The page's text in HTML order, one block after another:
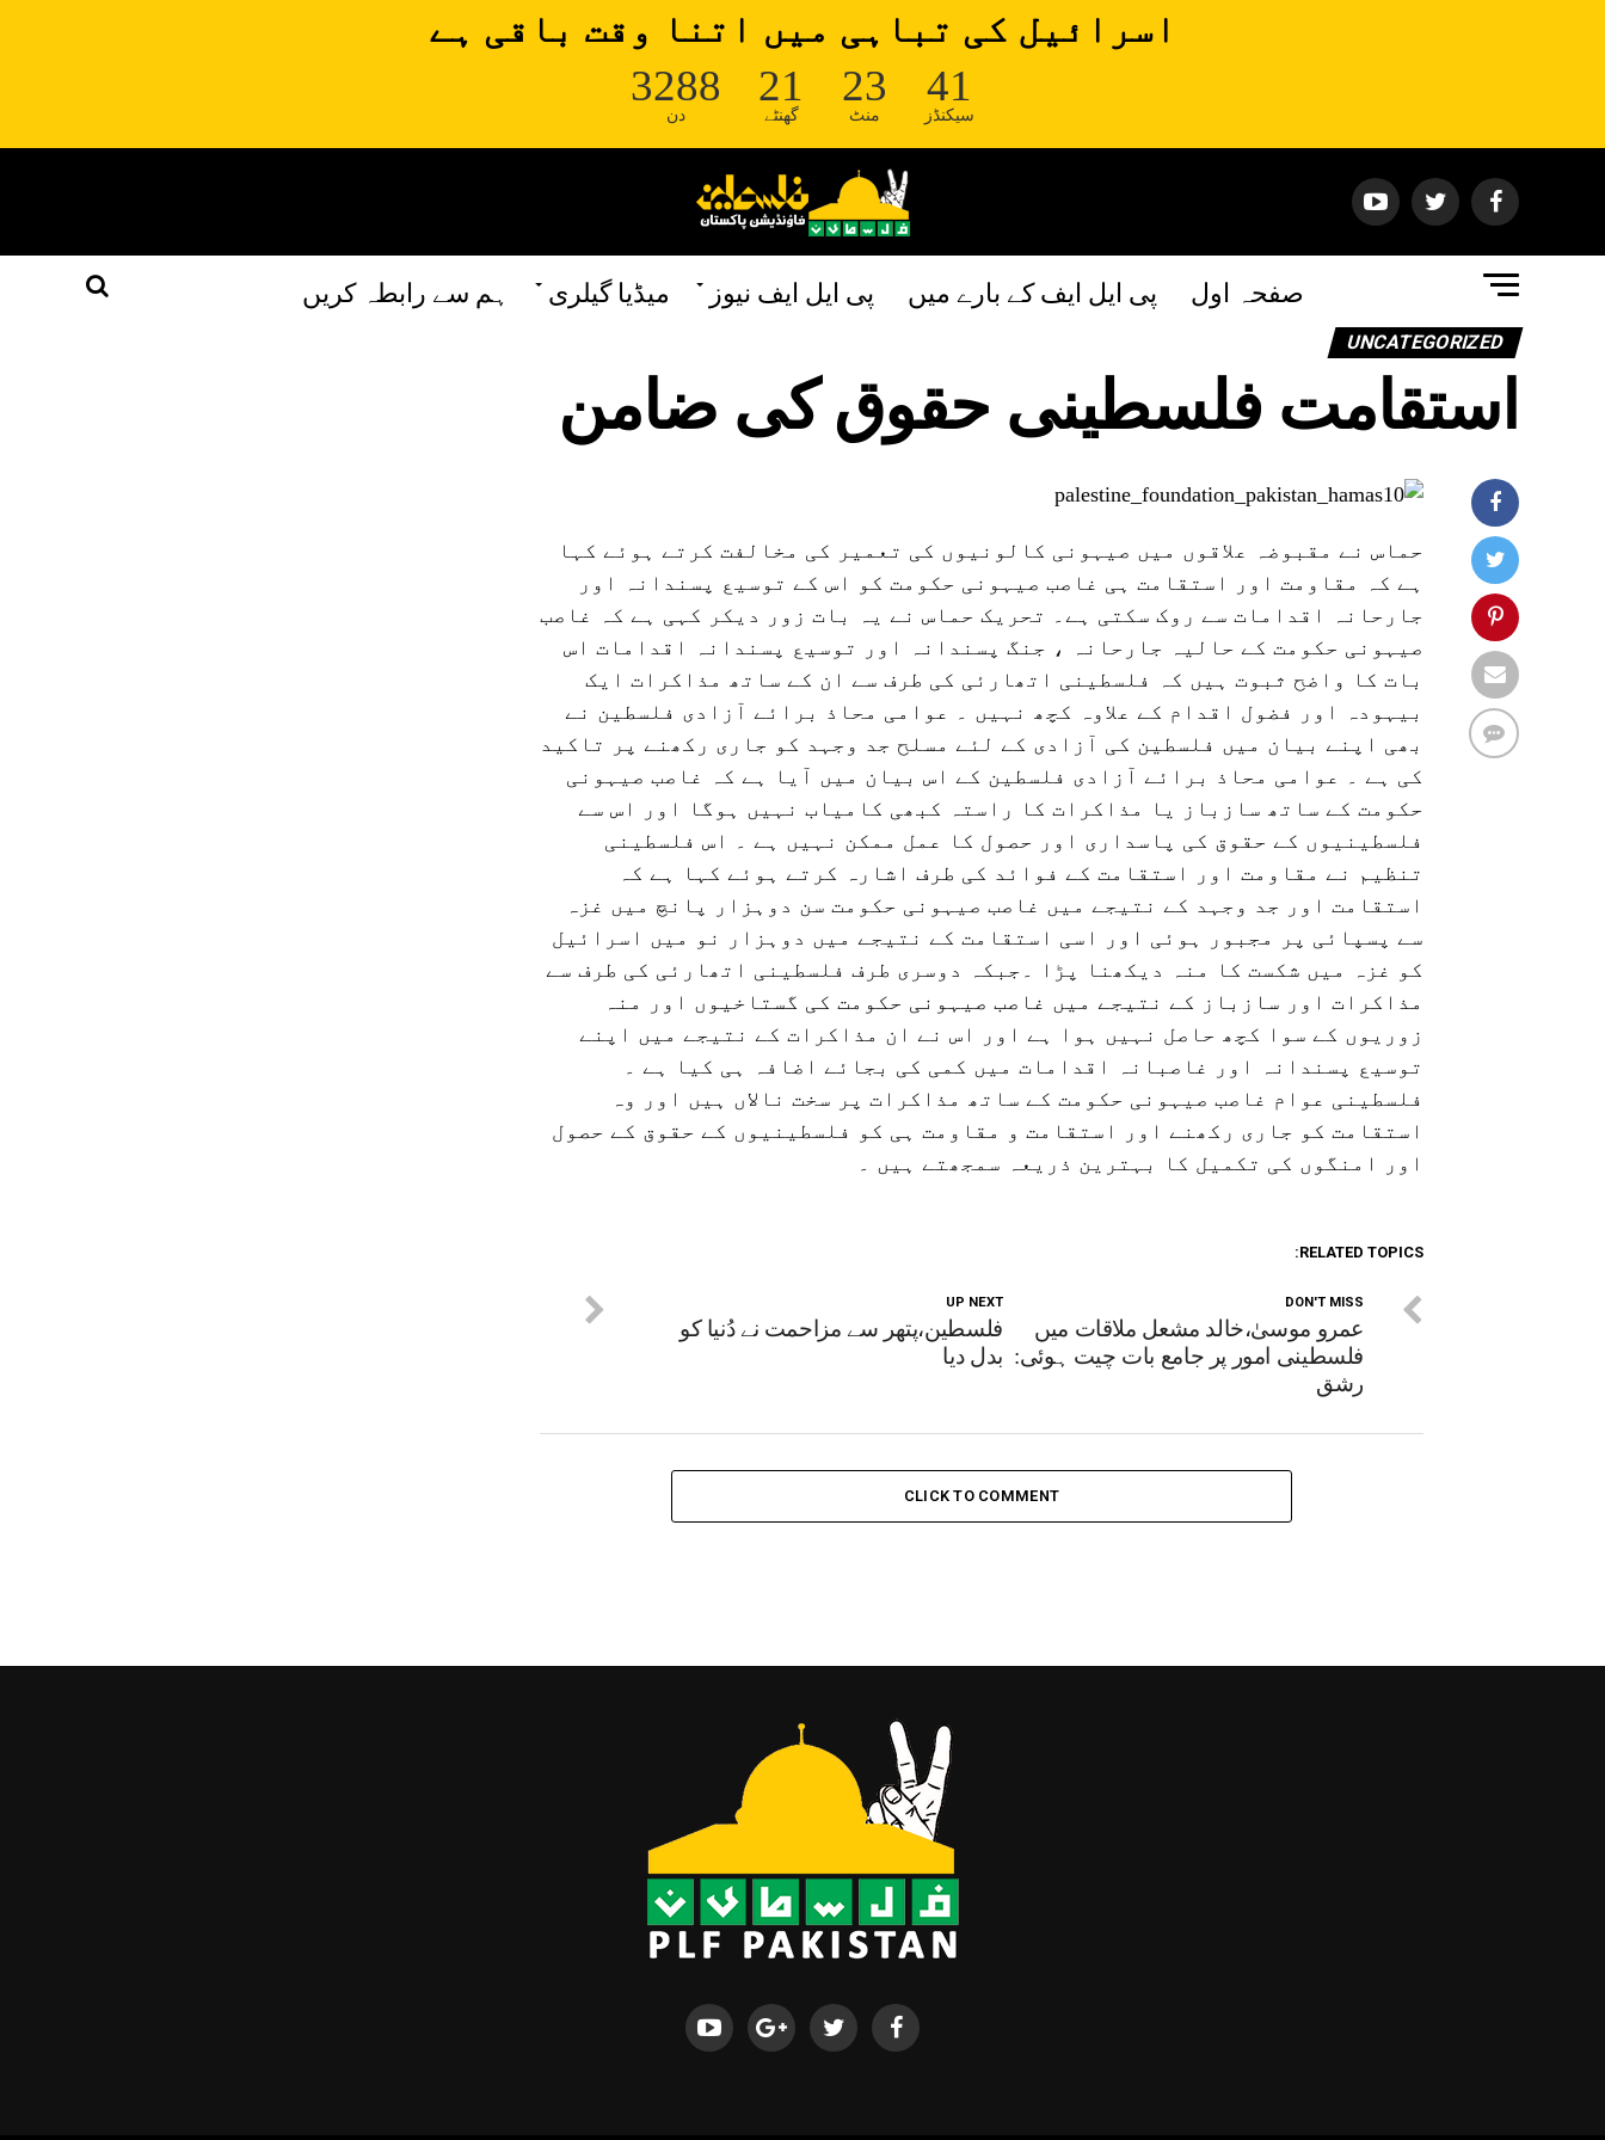
اسرائیل کی تباہی میں اتنا وقت باقی ہے
3288
دن
21
گھنٹے
23
منٹ
41
سیکنڈز
صفحہ اول پی ایل ایف کے بارے میں پی ایل ایف نیوز میڈیا گیلری ہم سے رابطہ کریں
UNCATEGORIZED
استقامت فلسطینی حقوق کی ضامن
حماس نے مقبوضہ علاقوں میں صیہونی کالونیوں کی تعمیر کی مخالفت کرتے ہوئے کہا
ہے کہ مقاومت اور استقامت ہی غاصب صیہونی حکومت کو اس کے توسیع پسندانہ اور
جارحانہ اقدامات سے روک سکتی ہے۔ تحریک حماس نے یہ بات زور دیکر کہی ہے کہ غاصب
صیہونی حکومت کے حالیہ جارحانہ ، جنگ پسندانہ اور توسیع پسندانہ اقدامات اس
بات کا واضح ثبوت ہیں کہ فلسطینی اتھارئی کی طرف سے ان کے ساتھ مذاکرات ایک
بیہودہ اور فضول اقدام کے علاوہ کچھ نہیں ۔ عوامی محاذ برائے آزادی فلسطین نے
بھی اپنے بیان میں فلسطین کی آزادی کے لئے مسلح جد وجہد کو جاری رکھنے پر تاکید
کی ہے ۔ عوامی محاذ برائے آزادی فلسطین کے اس بیان میں آیا ہے کہ غاصب صیہونی
حکومت کے ساتھ سازباز یا مذاکرات کا راستہ کبھی کامیاب نہیں ہوگا اور اس سے
فلسطینیوں کے حقوق کی پاسداری اور حصول کا عمل ممکن نہیں ہے ۔ اس فلسطینی
تنظیم نے مقاومت اور استقامت کے فوائد کی طرف اشارہ کرتے ہوئے کہا ہے کہ
استقامت اور جد وجہد کے نتیجے میں غاصب صیہونی حکومت سن دوہزار پانچ میں غزہ
سے پسپائی پر مجبور ہوئی اور اسی استقامت کے نتیجے میں دوہزار نو میں اسرائیل
کو غزہ میں شکست کا منہ دیکھنا پڑا ۔جبکہ دوسری طرف فلسطینی اتھارئی کی طرف سے
مذاکرات اور سازباز کے نتیجے میں غاصب صیہونی حکومت کی گستاخیوں اور منہ
زوریوں کے سوا کچھ حاصل نہیں ہوا ہے اور اس نے ان مذاکرات کے نتیجے میں اپنے
توسیع پسندانہ اور غاصبانہ اقدامات میں کمی کی بجائے اضافہ ہی کیا ہے ۔
فلسطینی عوام غاصب صیہونی حکومت کے ساتھ مذاکرات پر سخت نالاں ہیں اور وہ
استقامت کو جاری رکھنے اور استقامت و مقاومت ہی کو فلسطینیوں کے حقوق کے حصول
اور امنگوں کی تکمیل کا بہترین ذریعہ سمجھتے ہیں ۔
RELATED TOPICS:
UP NEXT
فلسطین،پتھر سے مزاحمت نے دُنیا کو
بدل دیا
DON'T MISS
عمرو موسیٰ،خالد مشعل ملاقات میں
فلسطینی امور پر جامع بات چیت ہوئی:
رشق
CLICK TO COMMENT